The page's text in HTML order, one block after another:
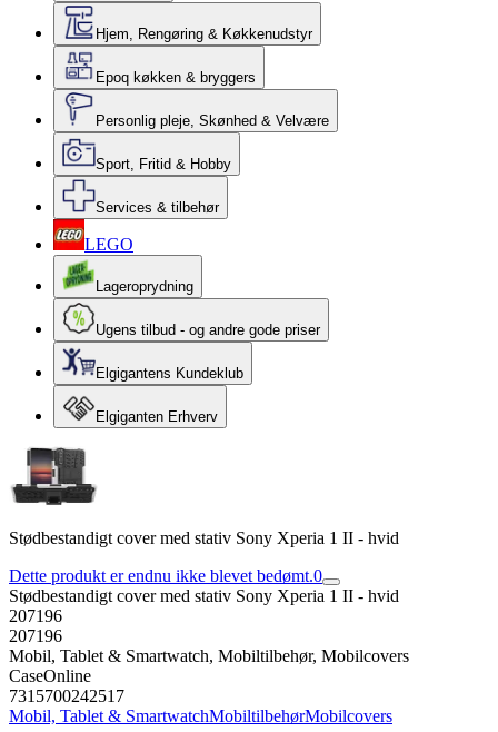
Hjem, Rengøring & Køkkenudstyr
Epoq køkken & bryggers
Personlig pleje, Skønhed & Velvære
Sport, Fritid & Hobby
Services & tilbehør
LEGO
Lageroprydning
Ugens tilbud - og andre gode priser
Elgigantens Kundeklub
Elgiganten Erhverv
Stødbestandigt cover med stativ Sony Xperia 1 II - hvid
Dette produkt er endnu ikke blevet bedømt.0
Stødbestandigt cover med stativ Sony Xperia 1 II - hvid
207196
207196
Mobil, Tablet & Smartwatch, Mobiltilbehør, Mobilcovers
CaseOnline
7315700242517
Mobil, Tablet & SmartwatchMobiltilbehørMobilcovers